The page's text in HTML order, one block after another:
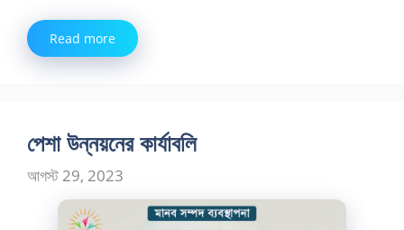
Read more
পেশা উন্নয়নের কার্যাবলি
আগস্ট 29, 2023